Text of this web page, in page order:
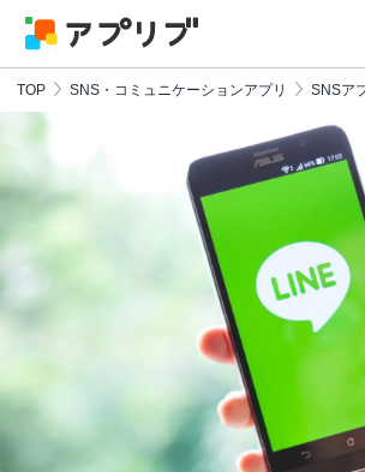
TOP SNS・コミュニケーションアプリ SNSア